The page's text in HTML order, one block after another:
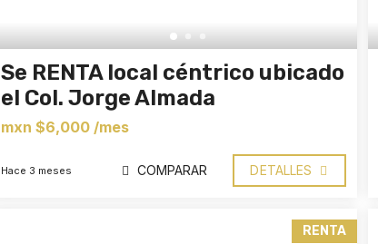
Se RENTA local céntrico ubicado
el Col. Jorge Almada
mxn $6,000 /mes
Hace 3 meses COMPARAR DETALLES
RENTA